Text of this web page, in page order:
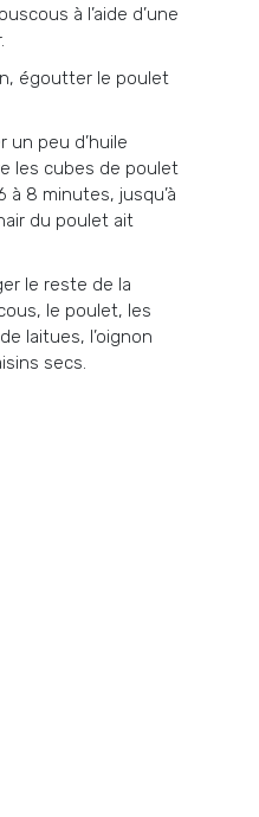
à l’aide d’une
égoutter le poulet
un peu d’huile
les cubes de poulet
8 minutes, jusqu’à
du poulet ait
le reste de la
le poulet, les
laitues, l’oignon
secs.